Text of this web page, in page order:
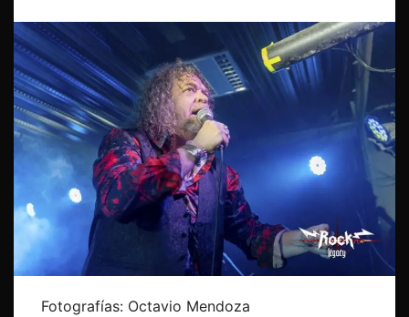
Fotografías: Octavio Mendoza